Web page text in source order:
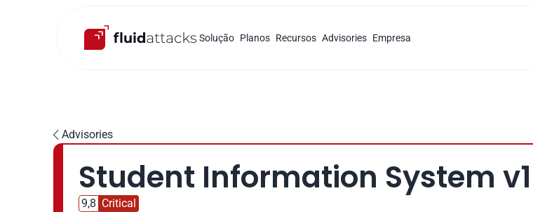
Solução Planos Recursos Advisories Empresa
 Advisories
Student Information System
9,8 Critical